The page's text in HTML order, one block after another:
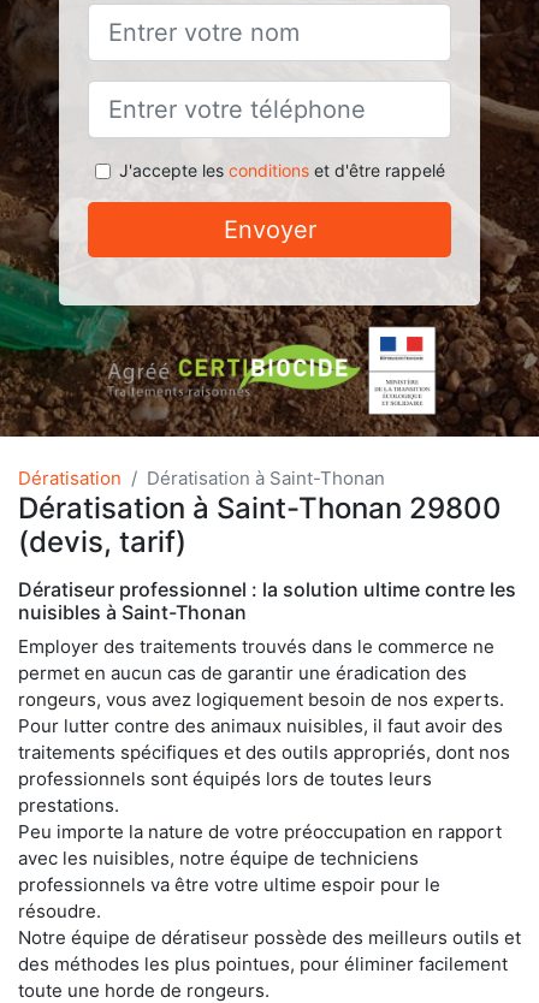
J'accepte les conditionset d'être rappelé
Envoyer
Dératisation Dératisation à Saint-Thonan
Dératisation à Saint-Thonan 29800
(devis, tarif)
Dératiseur professionnel : la solution ultime contre les
nuisibles à Saint-Thonan
Employer des traitements trouvés dans le commerce ne
permet en aucun cas de garantir une éradication des
rongeurs, vous avez logiquement besoin de nos experts.
Pour lutter contre des animaux nuisibles, il faut avoir des
traitements spécifiques et des outils appropriés, dont nos
professionnels sont équipés lors de toutes leurs
prestations.
Peu importe la nature de votre préoccupation en rapport
avec les nuisibles, notre équipe de techniciens
professionnels va être votre ultime espoir pour le
résoudre.
Notre équipe de dératiseur possède des meilleurs outils et
des méthodes les plus pointues, pour éliminer facilement
toute une horde de rongeurs.